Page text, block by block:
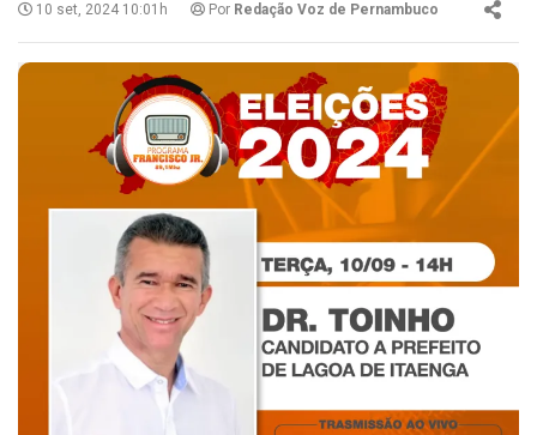
10 set, 2024 10:01h Por Redação Voz de Pernambuco